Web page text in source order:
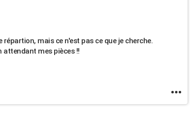
mais ce n'est pas ce que je cherche.
attendant mes pièces !!